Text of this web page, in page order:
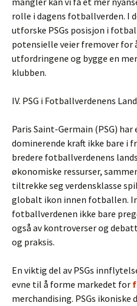
rolle i dagens fotballverden. I
utforske PSGs posisjon i
potensielle veier fremover for
utfordringene og bygge en
klubben.
IV. PSG i Fotballverdenens
Paris Saint-Germain (PSG)
dominerende kraft ikke bare i
bredere fotballverdenens
økonomiske ressurser,
tiltrekke seg verdensklasse
globalt ikon innen fotballen.
fotballverdenen ikke bare
også av kontroverser og
og praksis.
En viktig del av PSGs
evne til å forme markedet for
merchandising. PSGs